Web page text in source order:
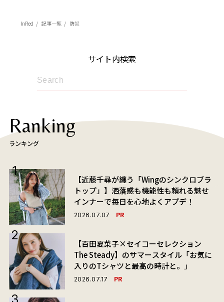
InRed 記事一覧 防災
サイト内検索
Ranking
ランキング
【近藤千尋が纏う「Wingのシンクロブラ
トップ」】洒落感も機能性も頼れる魅せ
インナーで毎日を心地よくアプデ！
2026.07.07 PR
【百田夏菜子×セイコーセレクション
The Steady】のサマースタイル「お気に
入りのTシャツと最高の時計と。」
2026.07.17 PR